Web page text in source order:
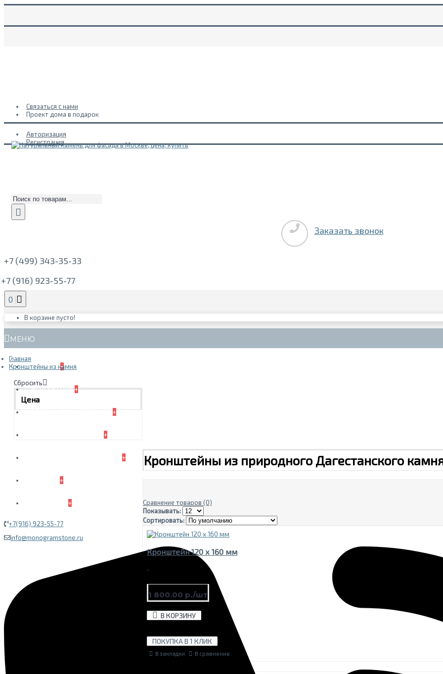
Связаться с нами
Проект дома в подарок
Авторизация
Регистрация
Заказать звонок
+7 (499) 343-35-33
(916) 923-55-77
0
В корзине пусто!
МЕНЮ
ГЛАВНАЯ+
ПРОДУКЦИЯ+
КАМЕНЬ В ИНТЕРЬЕРЕ+
+
+
+
+
+7(916) 923-55-77
info@monogramstone.ru
Главная
Кронштейны из камня
Сбросить
Цена
Кронштейны из природного Дагестанского
Сравнение товаров (0)
Показывать:
Сортировать:
Кронштейн 120 х 160 мм
..
1 800.00 р./шт
В КОРЗИНУ
ПОКУПКА В 1 КЛИК
В закладки В сравнение